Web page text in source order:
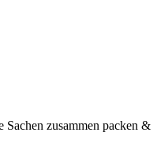
Sachen zusammen packen &